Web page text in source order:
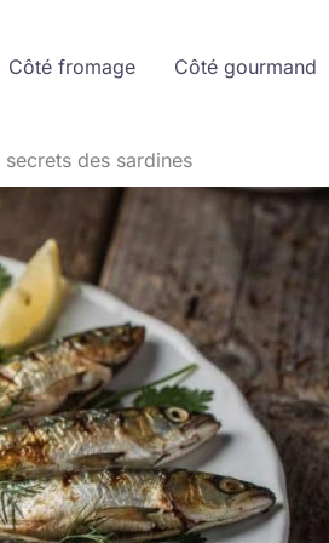
Côté fromage Côté gourmand
des sardines